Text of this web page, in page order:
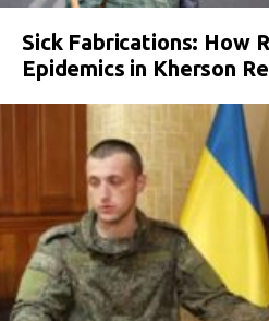
Sick Fabrications: How
Epidemics in Kherson